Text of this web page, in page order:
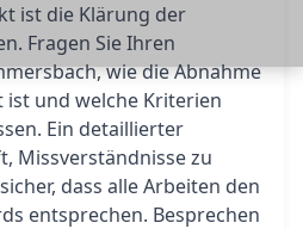
ist die Klärung der
Fragen Sie Ihren
wie die Abnahme
und welche Kriterien
Ein detaillierter
Missverständnisse zu
dass alle Arbeiten den
entsprechen. Besprechen